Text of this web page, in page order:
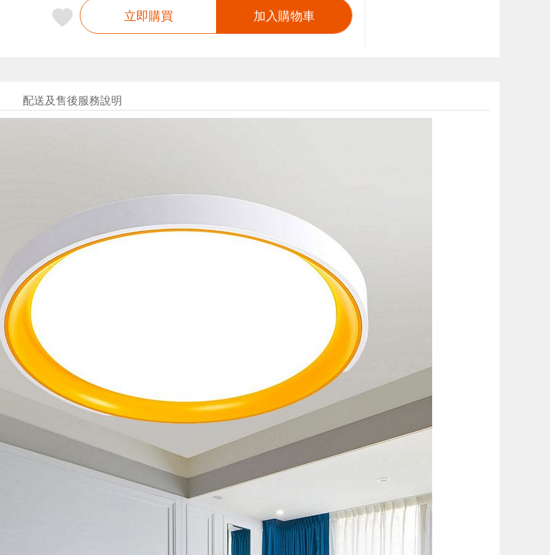
立即購買 加入購物車
配送及售後服務說明